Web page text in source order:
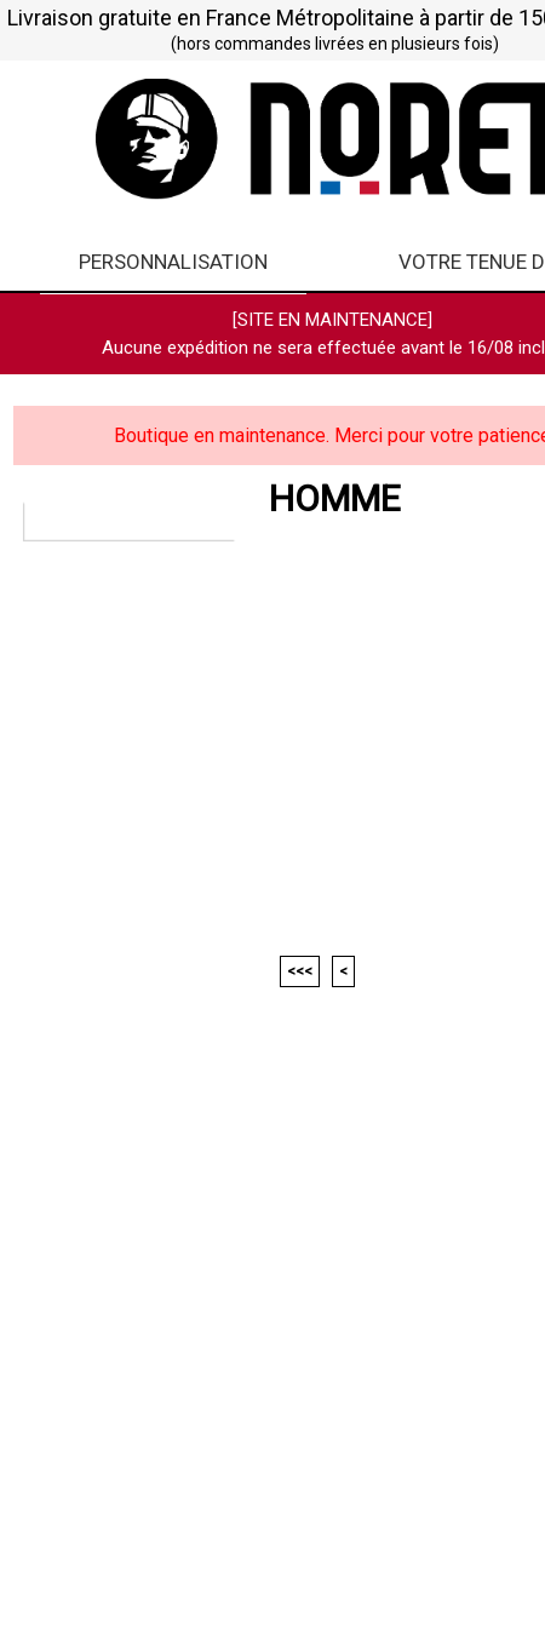
Livraison gratuite en France Métropolitaine à partir de
(hors commandes livrées en plusieurs fois)
PERSONNALISATION VOTRE TENUE
[SITE EN MAINTENANCE]
Aucune expédition ne sera effectuée avant le 16/08
Boutique en maintenance. Merci pour votre
HOMME
<<< <